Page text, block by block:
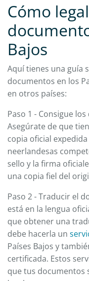
Cómo
Bajos
Aquí tienes una guía
documentos en los
en otros países:
Paso 1 - Consigue
Asegúrate de que
copia oficial
neerlandesas
sello y la firma
una copia fiel del
Paso 2 - Traducir el
está en la lengua
que obtener una
debe hacerla un
Países Bajos y
certificada. Estos
que tus documentos